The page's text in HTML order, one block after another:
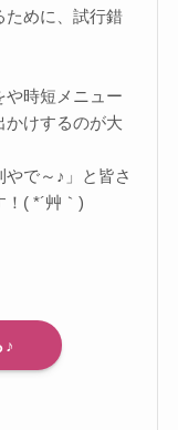
ために、試行錯
や時短メニュー
かけするのが大
で～♪」と皆さ
( *´艸｀)